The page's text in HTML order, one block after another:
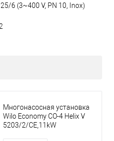
6 (3~400 V, PN 10, Inox)
Многонасосная установка
Wilo Economy CO-4 Helix V
5203/2/CE,11kW